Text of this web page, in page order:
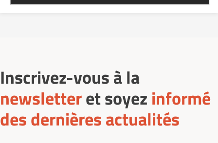
Inscrivez-vous à la
newsletteret soyez informé
des dernières actualités